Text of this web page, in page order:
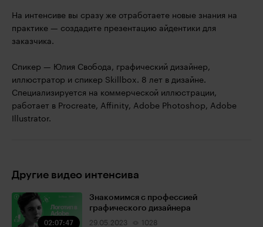
На интенсиве вы сразу же отработаете новые знания на
практике — создадите презентацию айдентики для
заказчика.
Спикер — Юлия Свобода, графический дизайнер,
иллюстратор и спикер Skillbox. 8 лет в дизайне.
Специализируется на коммерческой иллюстрации,
работает в Procreate, Affinity, Adobe Photoshop, Adobe
Illustrator.
Другие видео интенсива
02:07:47
Знакомимся с профессией
графического дизайнера
29.05.2023 1028